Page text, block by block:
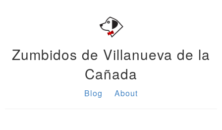
Zumbidos de Villanueva de la
Cañada
Blog About